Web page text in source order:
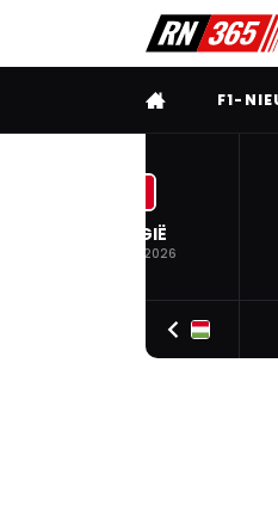
VOLLEDIGF1-
BELGIË
19 JUL. 2026